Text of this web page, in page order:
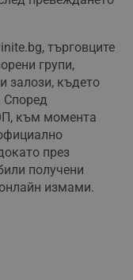
търговците
групи,
залози, където
Според
към момента
през
получени
измами.